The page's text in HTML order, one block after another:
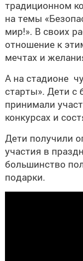
традиционном
на темы
мир!». В своих
отношение к
мечтах и
А на стадионе
старты». Дети
принимали
конкурсах и
Дети получили
участия в
большинство
подарки.